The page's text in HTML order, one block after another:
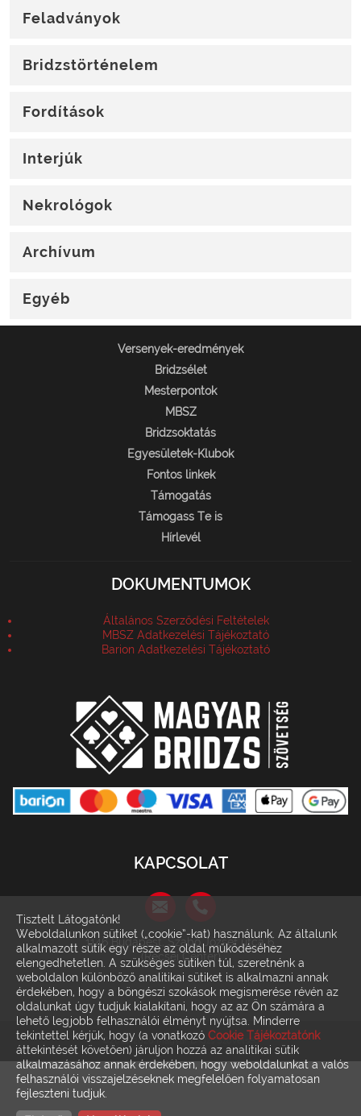
Feladványok
Bridzstörténelem
Fordítások
Interjúk
Nekrológok
Archívum
Egyéb
Versenyek-eredmények
Bridzsélet
Mesterpontok
MBSZ
Bridzsoktatás
Egyesületek-Klubok
Fontos linkek
Támogatás
Támogass Te is
Hírlevél
DOKUMENTUMOK
Általános Szerződési Feltételek
MBSZ Adatkezelési Tájékoztató
Barion Adatkezelési Tájékoztató
KAPCSOLAT
1146 Budapest, Szabó József utca 6.
(Récsei Center)
©2014-2026 Magyar Bridzs Szövetség
Tisztelt Látogatónk!
Weboldalunkon sütiket („cookie”-kat) használunk. Az általunk
alkalmazott sütik egy része az oldal működéséhez
elengedhetetlen. A szükséges sütiken túl, szeretnénk a
weboldalon különböző analitikai sütiket is alkalmazni annak
érdekében, hogy a böngészi szokások megismerése révén az
oldalunkat úgy tudjuk kialakítani, hogy az az Ön számára a
lehető legjobb felhasználói élményt nyújtsa. Minderre
tekintettel kérjük, hogy (a vonatkozó Cookie Tájékoztatónk
áttekintését követően) járuljon hozzá az analitikai sütik
alkalmazásához annak érdekében, hogy weboldalunkat a valós
felhasználói visszajelzéseknek megfelelően folyamatosan
fejleszteni tudjuk.